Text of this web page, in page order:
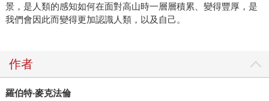
景，是人類的感知如何在面對高山時一層層積累、變得豐厚，是
我們會因此而變得更加認識人類，以及自己。
作者
羅伯特‧麥克法倫